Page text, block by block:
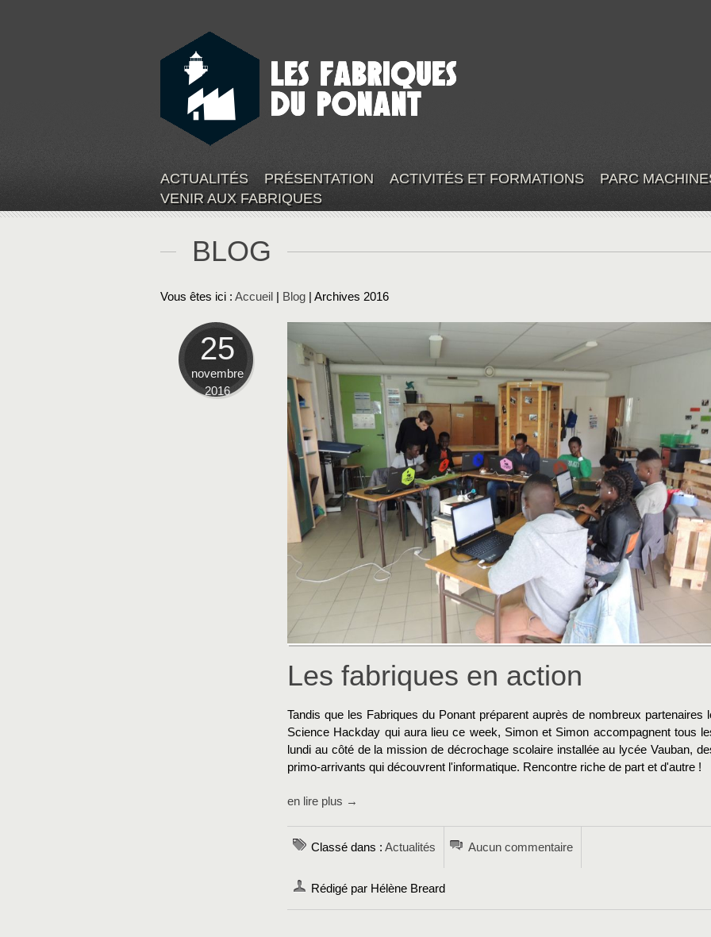
ACTUALITÉS PRÉSENTATION ACTIVITÉS ET FORMATIONS PARC
VENIR AUX FABRIQUES
BLOG
Vous êtes ici : Accueil Blog | Archives 2016
25
novembre
2016
Les fabriques en action
Tandis que les Fabriques du Ponant préparent auprès de nombreux partenaires
Science Hackday qui aura lieu ce week, Simon et Simon accompagnent tous
lundi au côté de la mission de décrochage scolaire installée au lycée Vauban,
primo-arrivants qui découvrent l'informatique. Rencontre riche de part et d'autre !
en lire plus →
Classé dans : Actualités Aucun commentaire
Rédigé par Hélène Breard